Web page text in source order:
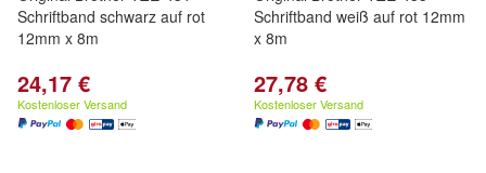
Schriftband schwarz auf rot
12mm x 8m
24,17 €
Kostenloser Versand
Schriftband weiß auf rot 12mm
x 8m
27,78 €
Kostenloser Versand